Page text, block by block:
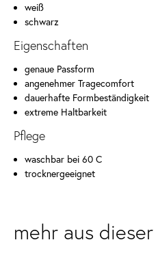
weiß
schwarz
Eigenschaften
genaue Passform
angenehmer Tragecomfort
dauerhafte Formbeständigkeit
extreme Haltbarkeit
Pflege
waschbar bei 60 C
trocknergeeignet
mehr aus